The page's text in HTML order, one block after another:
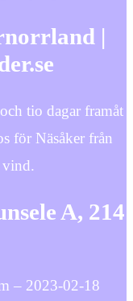
|
tio dagar framåt
för Näsåker från
vind.
A, 214
– 2023-02-18